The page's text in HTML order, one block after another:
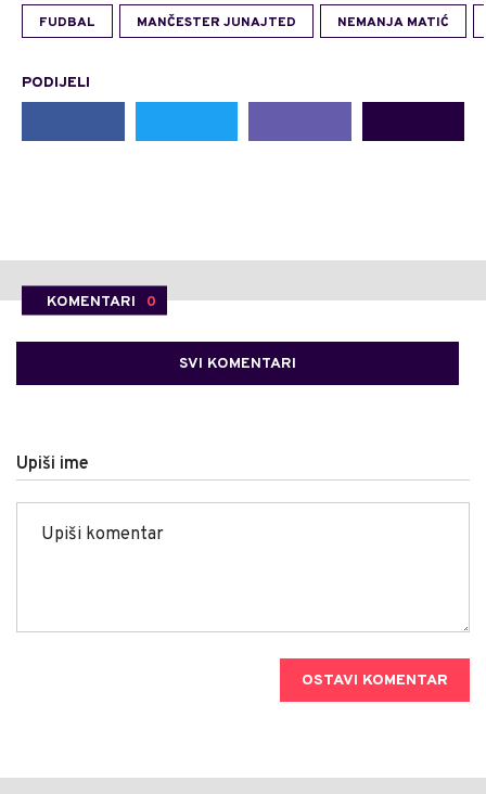
FUDBAL MANČESTER JUNAJTED NEMANJA MATIĆ
PODIJELI
KOMENTARI 0
SVI KOMENTARI
Upiši ime
OSTAVI KOMENTAR